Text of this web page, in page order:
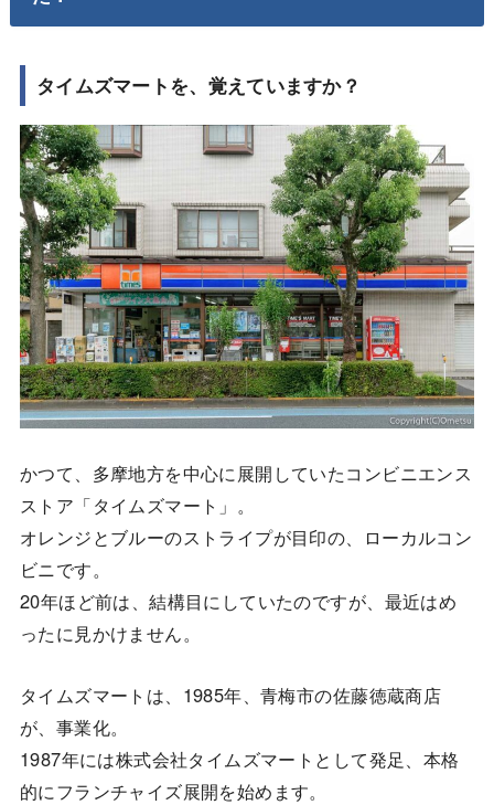
タイムズマートを、覚えていますか？
かつて、多摩地方を中心に展開していたコンビニエンス
ストア「タイムズマート」。
オレンジとブルーのストライプが目印の、ローカルコン
ビニです。
20年ほど前は、結構目にしていたのですが、最近はめ
ったに見かけません。
タイムズマートは、1985年、青梅市の佐藤徳蔵商店
が、事業化。
1987年には株式会社タイムズマートとして発足、本格
的にフランチャイズ展開を始めます。